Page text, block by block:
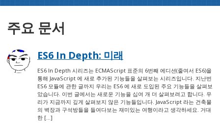
주요 문서
ES6 In Depth: 미래
ES6 In Depth 시리즈는 ECMAScript 표준의 6번째 에디션(줄여서 ES6)을
통해 JavaScript 에 새로 추가된 기능들을 살펴보는 시리즈입니다. 지난번
ES6 모듈에 관한 글까지 우리는 ES6 에 새로 도입된 주요 기능들을 살펴보
았습니다. 이번 글에서는 새로운 기능을 십여 개 더 살펴보려고 합니다. 우
리가 지금까지 깊게 살펴보지 않은 기능들입니다. JavaScript 라는 건축물
의 벽장과 구석방들을 들여다보는 재미있는 여행이라고 생각하세요. 거대
한 […]